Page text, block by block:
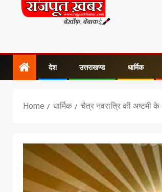
देश उत्तराखण्ड धार्मिक
Home धार्मिक चैत्र नवरात्रि की अष्टमी के